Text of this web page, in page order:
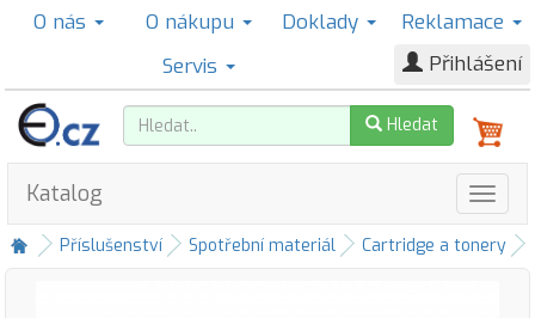
O nás O nákupu Doklady
Reklamace
Servis
Přihlášení
Hledat
Katalog
Příslušenství Spotřební materiál Cartridge a tonery